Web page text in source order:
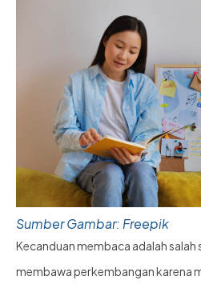
Sumber Gambar: Freepik
Kecanduan membaca adalah salah
membawa perkembangan karena